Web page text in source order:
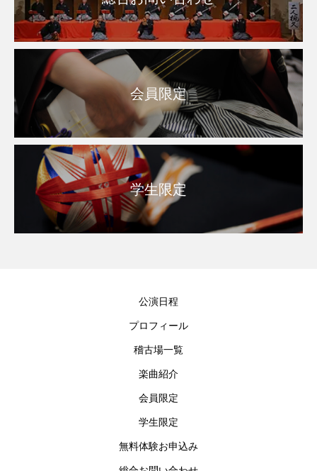
会員限定
学生限定
公演日程
プロフィール
稽古場一覧
楽曲紹介
会員限定
学生限定
無料体験お申込み